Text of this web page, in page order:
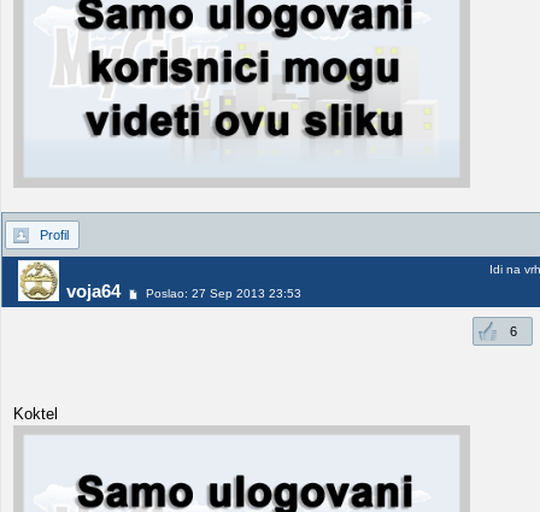
Profil
voja64 Poslao: 27 Sep 2013 23:53
Idi na vrh
6
Koktel